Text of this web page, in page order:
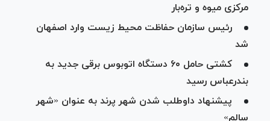
مرکزی میوه و تره‌بار
رئیس سازمان حفاظت محیط زیست وارد اصفهان
شد
کشتی حامل ۶۰ دستگاه اتوبوس برقی جدید به
بندرعباس رسید
پیشنهاد داوطلب شدن شهر پرند به عنوان «شهر
سالم»